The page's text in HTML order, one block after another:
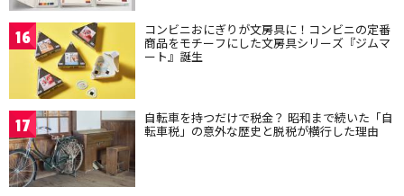
16 コンビニおにぎりが文房具に！コンビニの定番
商品をモチーフにした文房具シリーズ『ジムマ
ート』誕生
17 自転車を持つだけで税金？ 昭和まで続いた「自
転車税」の意外な歴史と脱税が横行した理由